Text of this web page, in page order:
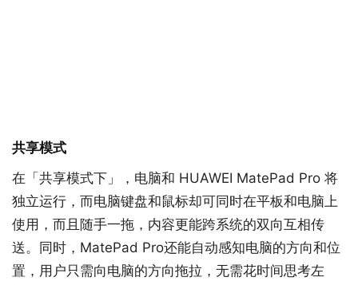
共享模式
在「共享模式下」，电脑和 HUAWEI MatePad Pro 将
独立运行，而电脑键盘和鼠标却可同时在平板和电脑上
使用，而且随手一拖，内容更能跨系统的双向互相传
送。同时，MatePad Pro还能自动感知电脑的方向和位
置，用户只需向电脑的方向拖拉，无需花时间思考左